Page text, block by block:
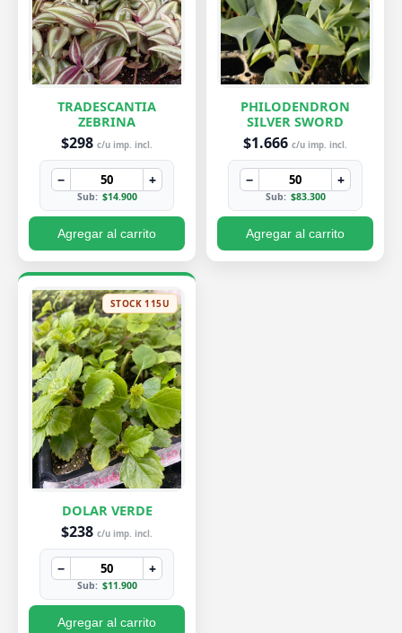
TRADESCANTIA
ZEBRINA
$298 c/u imp. incl.
− +
Sub: $14.900
Agregar al carrito
PHILODENDRON
SILVER SWORD
$1.666 c/u imp. incl.
− +
Sub: $83.300
Agregar al carrito
STOCK 115U
DOLAR VERDE
$238 c/u imp. incl.
− +
Sub: $11.900
Agregar al carrito